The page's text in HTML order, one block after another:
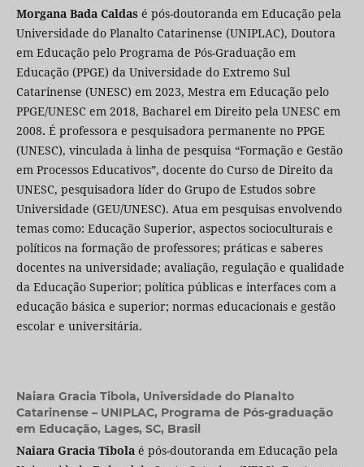
Morgana Bada Caldasé pós-doutoranda em Educação pela
Universidade do Planalto Catarinense (UNIPLAC), Doutora
em Educação pelo Programa de Pós-Graduação em
Educação (PPGE) da Universidade do Extremo Sul
Catarinense (UNESC) em 2023, Mestra em Educação pelo
PPGE/UNESC em 2018, Bacharel em Direito pela UNESC em
2008. É professora e pesquisadora permanente no PPGE
(UNESC), vinculada à linha de pesquisa “Formação e Gestão
em Processos Educativos”, docente do Curso de Direito da
UNESC, pesquisadora líder do Grupo de Estudos sobre
Universidade (GEU/UNESC). Atua em pesquisas envolvendo
temas como: Educação Superior, aspectos socioculturais e
políticos na formação de professores; práticas e saberes
docentes na universidade; avaliação, regulação e qualidade
da Educação Superior; política públicas e interfaces com a
educação básica e superior; normas educacionais e gestão
escolar e universitária.
Naiara Gracia Tibola, Universidade do Planalto
Catarinense – UNIPLAC, Programa de Pós-graduação
em Educação, Lages, SC, Brasil
Naiara Gracia Tibola é pós-doutoranda em Educação pela